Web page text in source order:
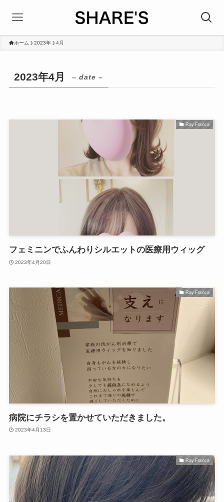
ホーム 2023年 4月
2023年4月 – date –
Ray Franca
フェミニンでふんわりシルエットの医療用ウィッグ
2023年4月20日
Ray Franca
病院にチラシを置かせていただきました。
2023年4月13日
Ray Franca